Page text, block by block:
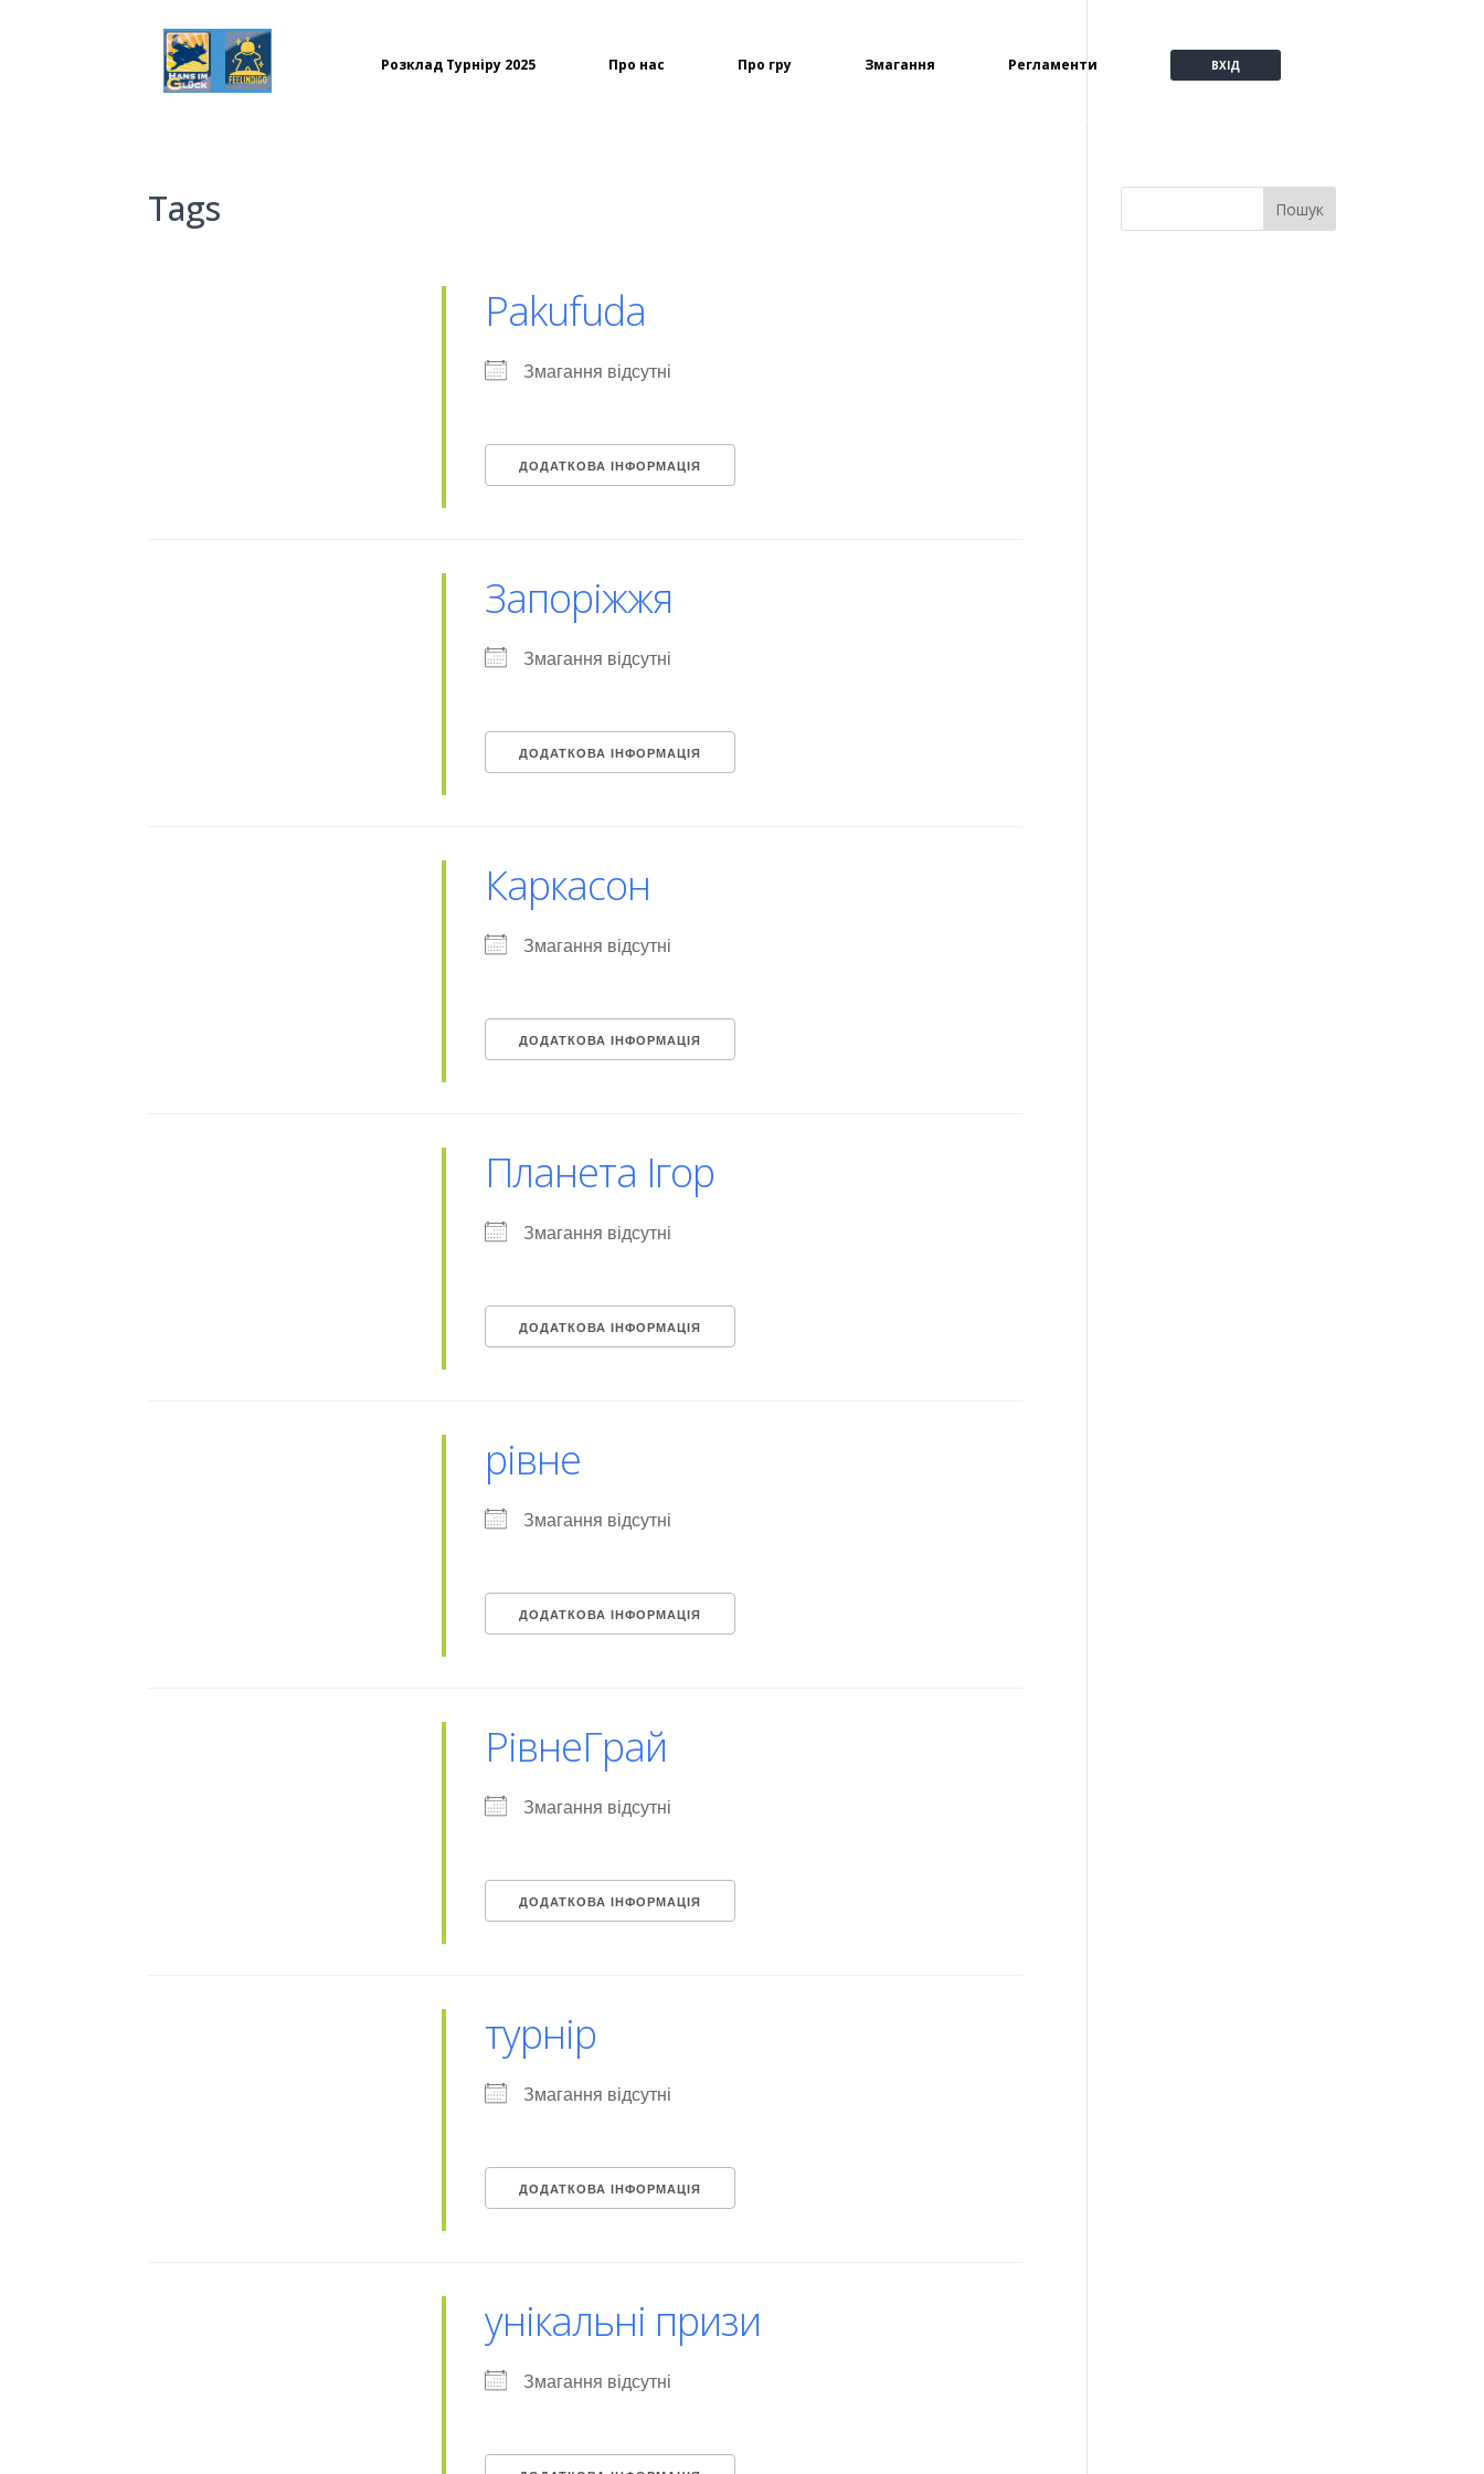
Розклад Турніру 2025 Про нас Про гру Змагання Регламенти ВХІД
Tags
Pakufuda
Змагання відсутні
ДОДАТКОВА ІНФОРМАЦІЯ
Запоріжжя
Змагання відсутні
ДОДАТКОВА ІНФОРМАЦІЯ
Каркасон
Змагання відсутні
ДОДАТКОВА ІНФОРМАЦІЯ
Планета Ігор
Змагання відсутні
ДОДАТКОВА ІНФОРМАЦІЯ
рівне
Змагання відсутні
ДОДАТКОВА ІНФОРМАЦІЯ
РівнеГрай
Змагання відсутні
ДОДАТКОВА ІНФОРМАЦІЯ
турнір
Змагання відсутні
ДОДАТКОВА ІНФОРМАЦІЯ
унікальні призи
Змагання відсутні
Пошук